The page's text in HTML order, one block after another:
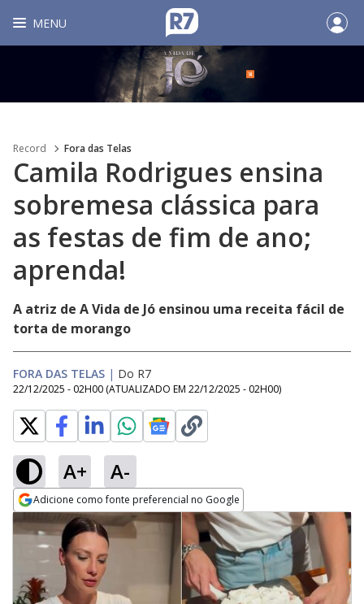
MENU
Record Fora das Telas
Camila Rodrigues ensina
sobremesa clássica para
as festas de fim de ano;
aprenda!
A atriz de A Vida de Jó ensinou uma receita fácil de
torta de morango
FORA DAS TELAS | Do R7
22/12/2025 - 02H00 (ATUALIZADO EM 22/12/2025 - 02H00)
A+ A-
Adicione como fonte preferencial no Google
Opens in new window